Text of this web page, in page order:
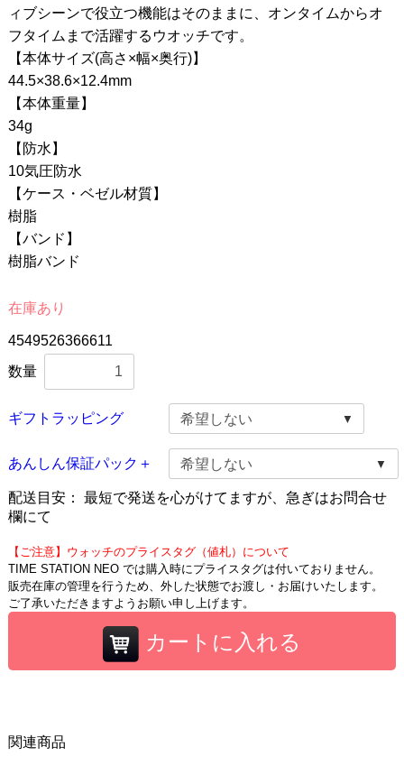
ィブシーンで役立つ機能はそのままに、オンタイムからオ
フタイムまで活躍するウオッチです。
【本体サイズ(高さ×幅×奥行)】
44.5×38.6×12.4mm
【本体重量】
34g
【防水】
10気圧防水
【ケース・ベゼル材質】
樹脂
【バンド】
樹脂バンド
在庫あり
4549526366611
数量
ギフトラッピング
あんしん保証パック＋
配送目安： 最短で発送を心がけてますが、急ぎはお問合せ
欄にて
【ご注意】ウォッチのプライスタグ（値札）について
TIME STATION NEO では購入時にプライスタグは付いておりません。
販売在庫の管理を行うため、外した状態でお渡し・お届けいたします。
ご了承いただきますようお願い申し上げます。
カートに入れる
関連商品